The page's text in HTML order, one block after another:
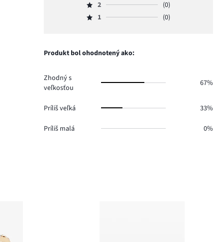
počet
hlasov
3,
počet
Hodnotenie
2,
0.
2
(0)
Hodnotenie
hlasov
1 (0)
Produkt bol ohodnotený ako:
Zhodný s
veľkosťou
67%
Príliš veľká 33%
Príliš malá 0%